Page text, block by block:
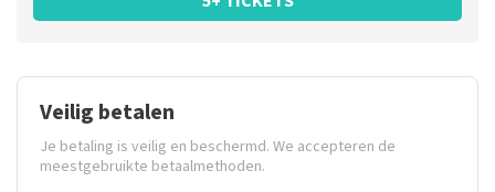
Veilig betalen
Je betaling is veilig en beschermd. We accepteren de
meestgebruikte betaalmethoden.